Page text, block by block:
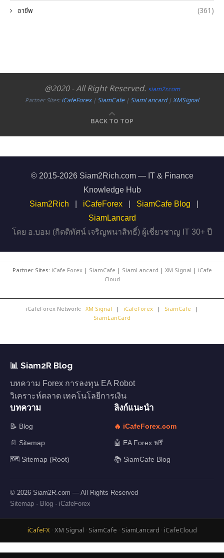
อาชีพ (361)
@2020 - All Right Reserved. siam2r.com
Partner Sites:iCafeForex|SiamCafe|SiamLancard|XMSignal
BACK TO TOP
© 2015-2026 Siam2Rich.com — IT & Finance
Knowledge Hub
Siam2Rich
iCafeForex SiamCafe Blog
SiamLancard
โดย อ.บอม (กิตติทัศน์ เจริญพนาสิทธิ์) ผู้เชี่ยวชาญ IT 30+ ปี
Partner Sites: iCafe Forex| SiamCafe | SiamLancard | XM Signal | iCafe
Cloud
iCafeForex Network: XM Signal | iCafeForex | SiamCafe
|
SiamLanCard
📊 Siam2R Blog
บทความ Forex การลงทุน EA Robot
วิเคราะห์ตลาด เทคโนโลยีการเงิน
บทความ
📝 Blog
📄 Sitemap
🗺️ Sitemap (Root)
ลิงก์แนะนำ
🔥 iCafeForex.com
🤖 EA Forex ฟรี
📚 SiamCafe Blog
© 2026 Siam2R.com — All Rights Reserved
Sitemap · Blog · iCafeForex
iCafeFX· XM Signal · SiamCafe · SiamLancard · iCafeCloud